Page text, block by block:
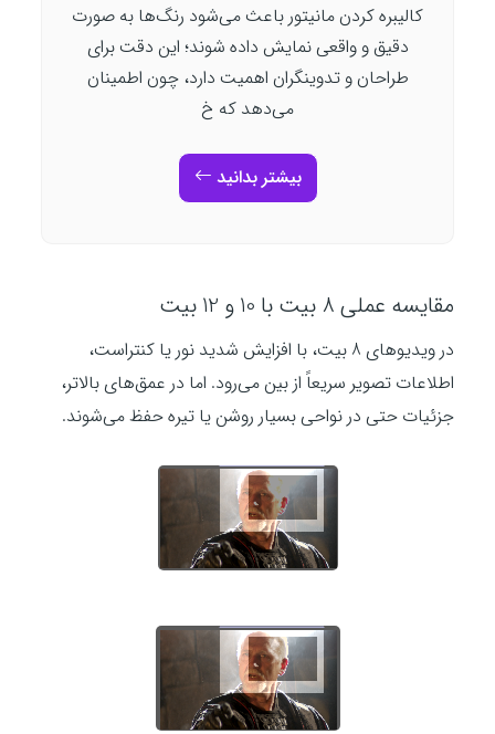
کالیبره کردن مانیتور باعث می‌شود رنگ‌ها به صورت
دقیق و واقعی نمایش داده شوند؛ این دقت برای
طراحان و تدوینگران اهمیت دارد، چون اطمینان
می‌دهد که خ
بیشتر بدانید
مقایسه عملی 8 بیت با 10 و 12 بیت
در ویدیوهای 8 بیت، با افزایش شدید نور یا کنتراست،
اطلاعات تصویر سریعاً از بین می‌رود. اما در عمق‌های بالاتر،
جزئیات حتی در نواحی بسیار روشن یا تیره حفظ می‌شوند.